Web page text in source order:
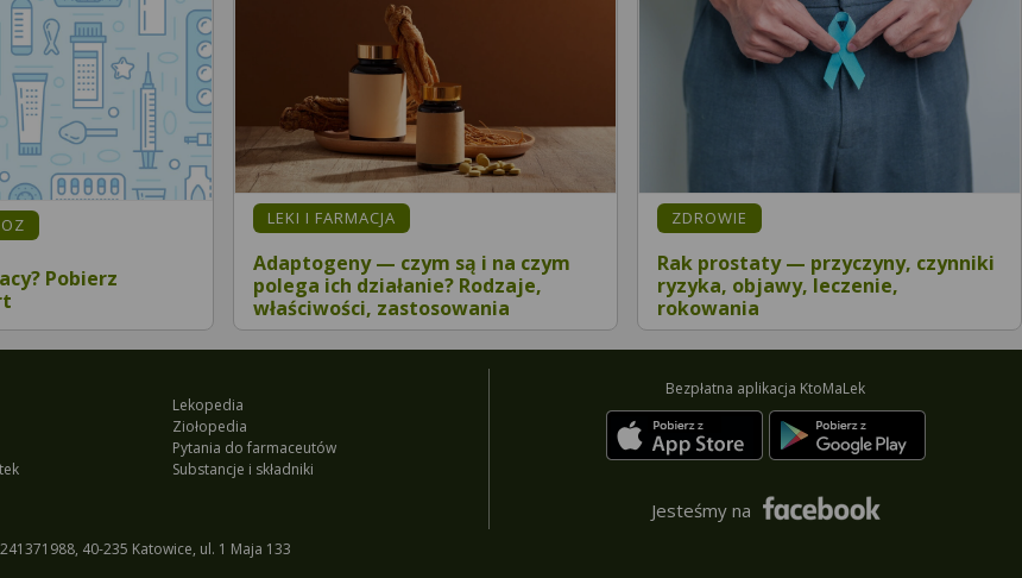
Pobierz
LEKI I FARMACJA
Adaptogeny — czym są i na czym
polega ich działanie? Rodzaje,
właściwości, zastosowania
ZDROWIE
Rak prostaty — przyczyny, czynniki
ryzyka, objawy, leczenie,
rokowania
Lekopedia
Ziołopedia
Pytania do farmaceutów
Substancje i składniki
Bezpłatna aplikacja KtoMaLek
Jesteśmy na
40-235 Katowice, ul. 1 Maja 133